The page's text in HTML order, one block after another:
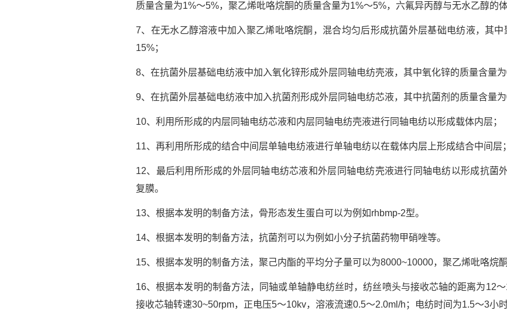
质量含量为1%～5%，聚乙烯吡咯烷酮的质量含量为1%～5%，六氟异丙醇与无水乙醇的
7、在无水乙醇溶液中加入聚乙烯吡咯烷酮，混合均匀后形成抗菌外层基础电纺液，其
15%；
8、在抗菌外层基础电纺液中加入氧化锌形成外层同轴电纺壳液，其中氧化锌的质量含量为
9、在抗菌外层基础电纺液中加入抗菌剂形成外层同轴电纺芯液，其中抗菌剂的质量含量为
10、利用所形成的内层同轴电纺芯液和内层同轴电纺壳液进行同轴电纺以形成载体内层；
11、再利用所形成的结合中间层单轴电纺液进行单轴电纺以在载体内层上形成结合中间层；
12、最后利用所形成的外层同轴电纺芯液和外层同轴电纺壳液进行同轴电纺以形成抗菌
复膜。
13、根据本发明的制备方法，骨形态发生蛋白可以为例如rhbmp-2型。
14、根据本发明的制备方法，抗菌剂可以为例如小分子抗菌药物甲硝唑等。
15、根据本发明的制备方法，聚己内酯的平均分子量可以为8000~10000，聚乙烯吡咯烷
16、根据本发明的制备方法，同轴或单轴静电纺丝时，纺丝喷头与接收芯轴的距离为12
接收芯轴转速30~50rpm，正电压5～10kv，溶液流速0.5～2.0ml/h；电纺时间为1.5～3小时